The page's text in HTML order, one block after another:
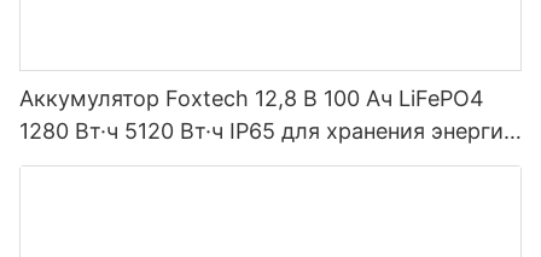
Аккумулятор Foxtech 12,8 В 100 Ач LiFePO4
1280 Вт·ч 5120 Вт·ч IP65 для хранения энергии
и солнечных домашних систем